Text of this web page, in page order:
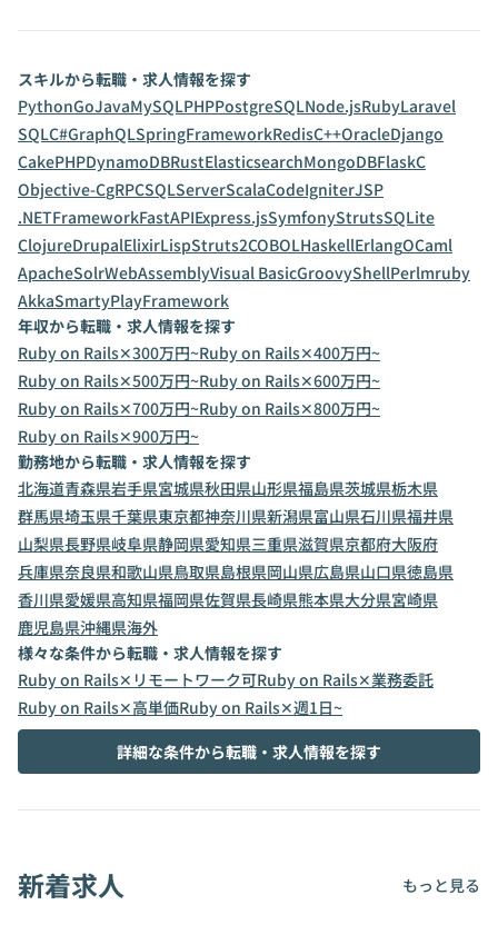
スキルから転職・求人情報を探す
PythonGoJavaMySQLPHPPostgreSQLNode.jsRubyLaravel
SQLC#GraphQLSpringFrameworkRedisC++OracleDjango
CakePHPDynamoDBRustElasticsearchMongoDBFlaskC
Objective-CgRPCSQLServerScalaCodeIgniterJSP
.NETFrameworkFastAPIExpress.jsSymfonyStrutsSQLite
ClojureDrupalElixirLispStruts2COBOLHaskellErlangOCaml
ApacheSolrWebAssemblyVisual BasicGroovyShellPerlmruby
AkkaSmartyPlayFramework
年収から転職・求人情報を探す
Ruby on Rails✕300万円~Ruby on Rails✕400万円~
Ruby on Rails✕500万円~Ruby on Rails✕600万円~
Ruby on Rails✕700万円~Ruby on Rails✕800万円~
Ruby on Rails✕900万円~
勤務地から転職・求人情報を探す
北海道青森県岩手県宮城県秋田県山形県福島県茨城県栃木県
群馬県埼玉県千葉県東京都神奈川県新潟県富山県石川県福井県
山梨県長野県岐阜県静岡県愛知県三重県滋賀県京都府大阪府
兵庫県奈良県和歌山県鳥取県島根県岡山県広島県山口県徳島県
香川県愛媛県高知県福岡県佐賀県長崎県熊本県大分県宮崎県
鹿児島県沖縄県海外
様々な条件から転職・求人情報を探す
Ruby on Rails✕リモートワーク可Ruby on Rails✕業務委託
Ruby on Rails✕高単価Ruby on Rails✕週1日~
詳細な条件から転職・求人情報を探す
新着求人 もっと見る